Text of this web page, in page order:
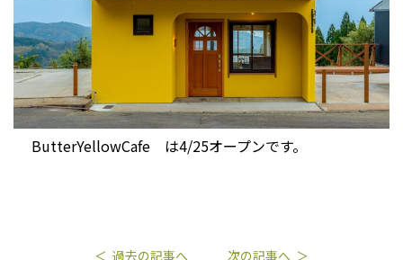
ButterYellowCafe は4/25オープンです。
過去の記事へ 次の記事へ